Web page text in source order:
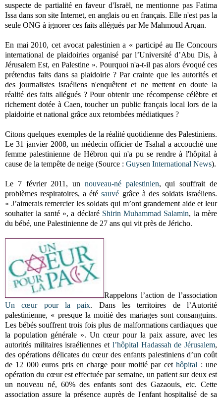
suspecte de partialité en faveur d'Israël, ne mentionne pas Fatima
Issa dans son site Internet, en anglais ou en français. Elle n'est pas la
seule ONG à ignorer ces faits allégués par Me Mahmoud Arqan.
En mai 2010, cet avocat palestinien a « participé au IIe Concours
international de plaidoiries organisé par l’Université d’Abu Dis, à
Jérusalem Est, en Palestine ». Pourquoi n'a-t-il pas alors évoqué ces
prétendus faits dans sa plaidoirie ? Par crainte que les autorités et
des journalistes israéliens n'enquêtent et ne mettent en doute la
réalité des faits allégués ? Pour obtenir une récompense célèbre et
richement dotée à Caen, toucher un public français local lors de la
plaidoirie et national grâce aux retombées médiatiques ?
Citons quelques exemples de la réalité quotidienne des Palestiniens.
Le 31 janvier 2008, un médecin officier de Tsahal a accouché une
femme palestinienne de Hébron qui n'a pu se rendre à l'hôpital à
cause de la tempête de neige (Source : Guysen International News).
Le 7 février 2011, un nouveau-né palestinien, qui souffrait de
problèmes respiratoires, a étésauvé grâce à des soldats israéliens.
« J’aimerais remercier les soldats qui m’ont grandement aide et leur
souhaiter la santé », a déclaré Shirin Muhammad Salamin, la mère
du bébé, une Palestinienne de 27 ans qui vit près de Jéricho.
Rappelons l’action de l’association
Un cœur pour la paix. Dans les territoires de l’Autorité
palestinienne, « presque la moitié des mariages sont consanguins.
Les bébés souffrent trois fois plus de malformations cardiaques que
la population générale ». Un cœur pour la paix assure, avec les
autorités militaires israéliennes et l’hôpital Hadassah de Jérusalem,
des opérations délicates du cœur des enfants palestiniens d’un coût
de 12 000 euros pris en charge pour moitié par cethôpital : une
opération du cœur est effectuée par semaine, un patient sur deux est
un nouveau né, 60% des enfants sont des Gazaouis, etc. Cette
association assure la présence auprès de l'enfant hospitalisé de sa